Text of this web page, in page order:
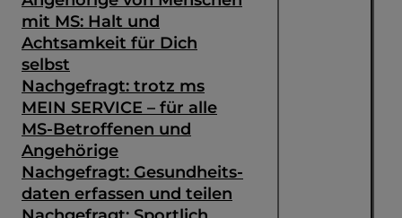
mit MS: Halt und
Achtsamkeit für Dich
selbst
Nachgefragt: trotz ms
MEIN SERVICE – für alle
MS-Betroffenen und
Angehörige
Nachgefragt: Gesundheits­
daten erfassen und teilen